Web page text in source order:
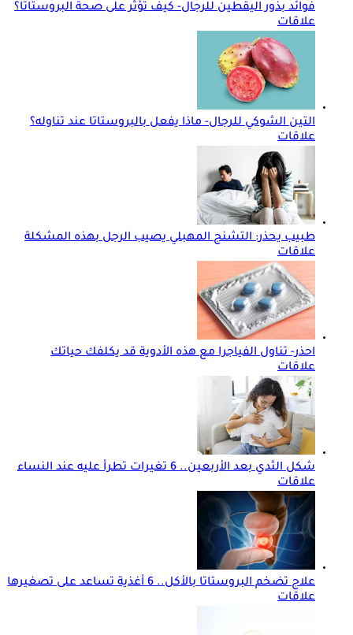
فوائد بذور اليقطين للرجال- كيف تؤثر على صحة البروستاتا؟
علاقات
التين الشوكي للرجال- ماذا يفعل بالبروستاتا عند تناوله؟
علاقات
طبيب يحذر: التشنج المهبلي يصيب الرجل بهذه المشكلة
علاقات
احذر- تناول الفياجرا مع هذه الأدوية قد يكلفك حياتك
علاقات
شكل الثدي بعد الأربعين.. 6 تغيرات تطرأ عليه عند النساء
علاقات
علاج تضخم البروستاتا بالأكل.. 6 أغذية تساعد على تصغيرها
علاقات